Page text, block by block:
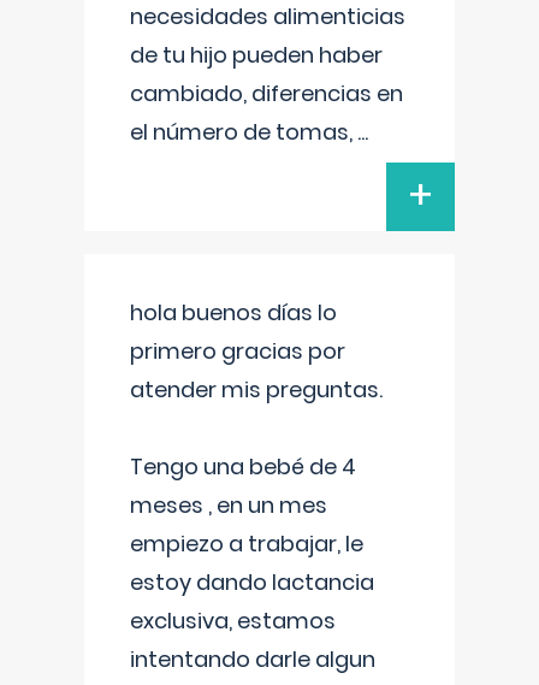
necesidades alimenticias
de tu hijo pueden haber
cambiado, diferencias en
el número de tomas, ...
+
hola buenos días lo
primero gracias por
atender mis preguntas.
Tengo una bebé de 4
meses , en un mes
empiezo a trabajar, le
estoy dando lactancia
exclusiva, estamos
intentando darle algun